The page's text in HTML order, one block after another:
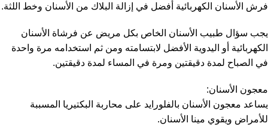
فرش الأسنان الكهربائية أفضل في إزالة البلاك من الأسنان وخط اللثة.
يجب سؤال طبيب الأسنان الخاص بكل مريض عن فرشاة الأسنان
الكهربائية أو اليدوية الأفضل لابتسامته ومن ثم استخدامه مرة واحدة
في الصباح لمدة دقيقتين ومرة في المساء لمدة دقيقتين.
معجون الأسنان:
يساعد معجون الأسنان بالفلورايد على محاربة البكتيريا المسببة
للأمراض ويقوي مينا الأسنان.